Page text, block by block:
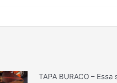
TAPA BURACO –